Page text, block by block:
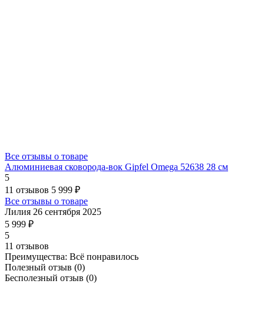
Все отзывы о товаре
Алюминиевая сковорода-вок Gipfel Omega 52638 28 см
5
11 отзывов 5 999 ₽
Все отзывы о товаре
Лилия 26 сентября 2025
5 999 ₽
5
11 отзывов
Преимущества: Всё понравилось
Полезный отзыв (0)
Бесполезный отзыв (0)